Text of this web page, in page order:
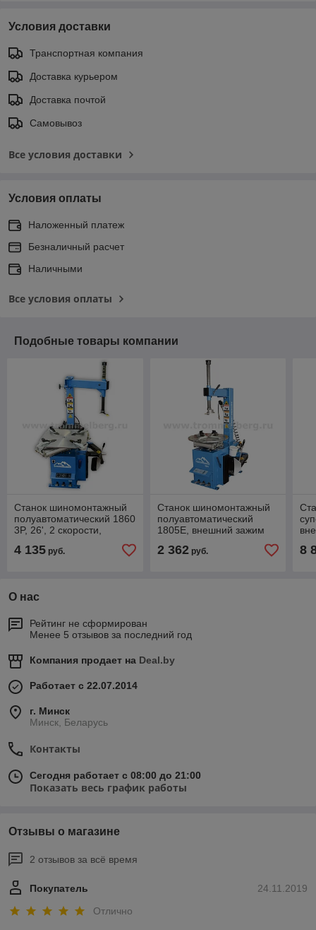
Условия доставки
Транспортная компания
Доставка курьером
Доставка почтой
Самовывоз
Все условия доставки
Условия оплаты
Наложенный платеж
Безналичный расчет
Наличными
Все условия оплаты
Подобные товары компании
Станок шиномонтажный
полуавтоматический 1860
3P, 26', 2 скорости,
4 135 руб.
Станок шиномонтажный
полуавтоматический
1805E, внешний зажим
2 362руб. 8
О нас
Рейтинг не сформирован
Менее 5 отзывов за последний год
Компания продает на Deal.by
Работает с 22.07.2014
г. Минск
Минск, Беларусь
Контакты
Сегодня работает с 08:00 до 21:00
Показать весь график работы
Отзывы о магазине
2 отзывов за всё время
24.11.2019
Покупатель
Отлично